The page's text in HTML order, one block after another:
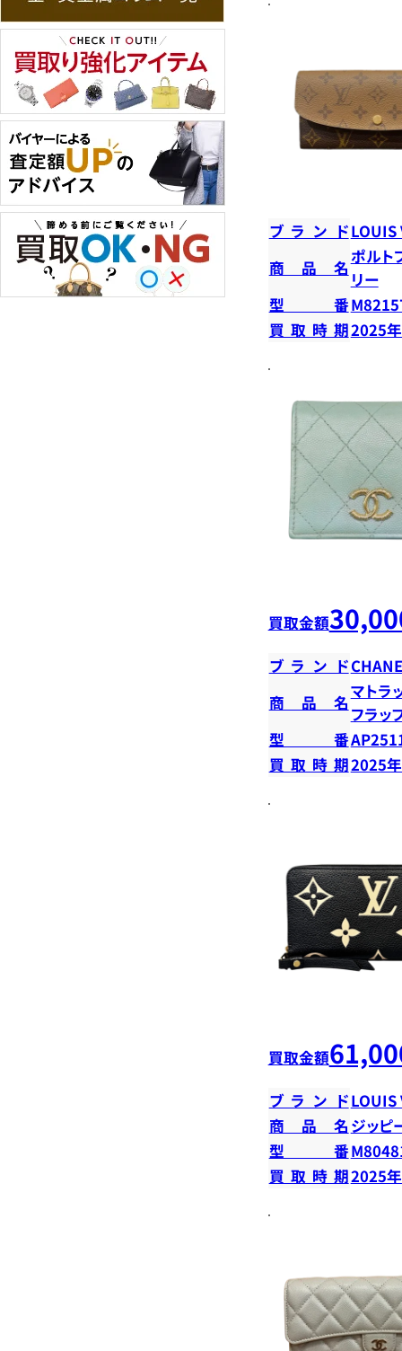
ブランドLOUIS
商品名
ポルト
リー
型番
買取時期2025
買取金額
ブランド
商品名
マトラ
フラッ
型番
買取時期2025
買取金額
ブランドLOUIS
商品名 ジッピ
型番
買取時期2025